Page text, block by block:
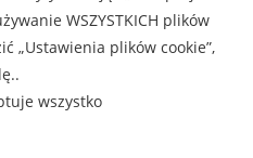
WSZYSTKICH plików
„Ustawienia plików cookie”,
wszystko